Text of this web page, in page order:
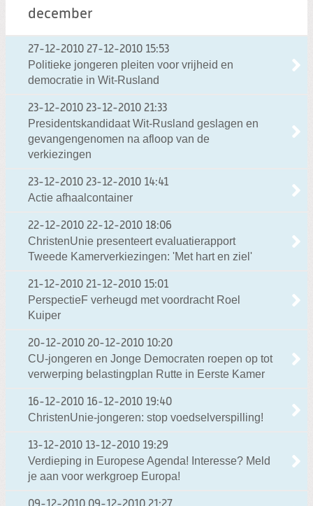
december
27-12-2010 27-12-2010 15:53
Politieke jongeren pleiten voor vrijheid en
democratie in Wit-Rusland
23-12-2010 23-12-2010 21:33
Presidentskandidaat Wit-Rusland geslagen en
gevangengenomen na afloop van de
verkiezingen
23-12-2010 23-12-2010 14:41
Actie afhaalcontainer
22-12-2010 22-12-2010 18:06
ChristenUnie presenteert evaluatierapport
Tweede Kamerverkiezingen: 'Met hart en ziel'
21-12-2010 21-12-2010 15:01
PerspectieF verheugd met voordracht Roel
Kuiper
20-12-2010 20-12-2010 10:20
CU-jongeren en Jonge Democraten roepen op tot
verwerping belastingplan Rutte in Eerste Kamer
16-12-2010 16-12-2010 19:40
ChristenUnie-jongeren: stop voedselverspilling!
13-12-2010 13-12-2010 19:29
Verdieping in Europese Agenda! Interesse? Meld
je aan voor werkgroep Europa!